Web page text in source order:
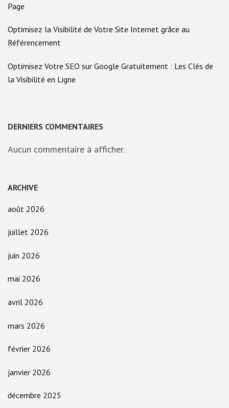
Page
Optimisez la Visibilité de Votre Site Internet grâce au
Référencement
Optimisez Votre SEO sur Google Gratuitement : Les Clés de
la Visibilité en Ligne
DERNIERS COMMENTAIRES
Aucun commentaire à afficher.
ARCHIVE
août 2026
juillet 2026
juin 2026
mai 2026
avril 2026
mars 2026
février 2026
janvier 2026
décembre 2025